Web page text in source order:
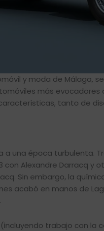
y moda de Málaga,
más evocadores
tanto de
a una época turbulenta.
con Alexandre Darracq y
Sin embargo, la
acabó en manos de
trabajo con